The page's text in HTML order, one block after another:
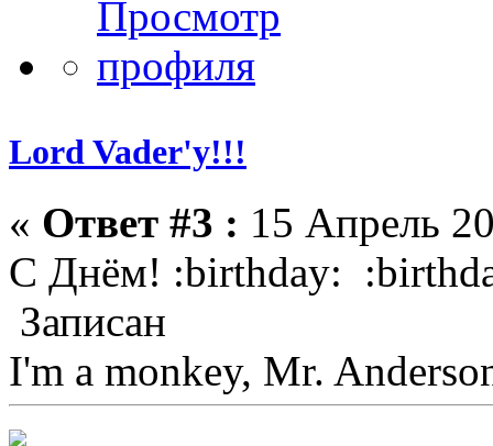
Lord Vader'у!!!
« Ответ #3 : 15 Апрель
С Днём! :birthday:
Записан
I'm a monkey, Mr.